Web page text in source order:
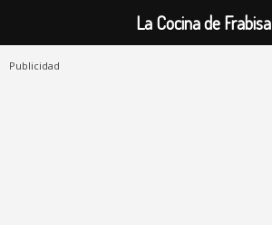
Publicidad
La Cocina de Frabisa